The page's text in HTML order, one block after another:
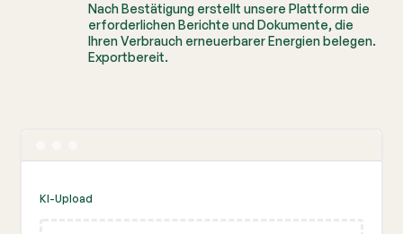
Nach Bestätigung erstellt unsere Plattform die
erforderlichen Berichte und Dokumente, die
Ihren Verbrauch erneuerbarer Energien belegen.
Exportbereit.
KI-Upload